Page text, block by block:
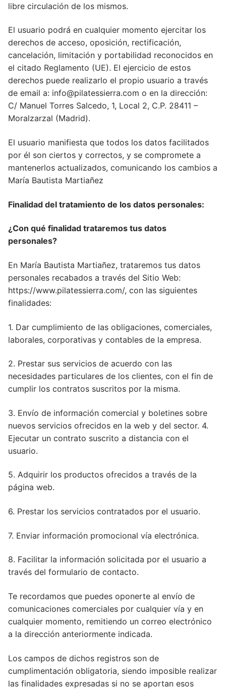
libre circulación de los mismos.
El usuario podrá en cualquier momento ejercitar los
derechos de acceso, oposición, rectificación,
cancelación, limitación y portabilidad reconocidos en
el citado Reglamento (UE). El ejercicio de estos
derechos puede realizarlo el propio usuario a través
de email a: info@pilatessierra.com o en la dirección:
C/ Manuel Torres Salcedo, 1, Local 2, C.P. 28411 –
Moralzarzal (Madrid).
El usuario manifiesta que todos los datos facilitados
por él son ciertos y correctos, y se compromete a
mantenerlos actualizados, comunicando los cambios a
María Bautista Martiañez
Finalidad del tratamiento de los datos personales:
¿Con qué finalidad trataremos tus datos
personales?
En María Bautista Martiañez, trataremos tus datos
personales recabados a través del Sitio Web:
https://www.pilatessierra.com/, con las siguientes
finalidades:
1. Dar cumplimiento de las obligaciones, comerciales,
laborales, corporativas y contables de la empresa.
2. Prestar sus servicios de acuerdo con las
necesidades particulares de los clientes, con el fin de
cumplir los contratos suscritos por la misma.
3. Envío de información comercial y boletines sobre
nuevos servicios ofrecidos en la web y del sector. 4.
Ejecutar un contrato suscrito a distancia con el
usuario.
5. Adquirir los productos ofrecidos a través de la
página web.
6. Prestar los servicios contratados por el usuario.
7. Enviar información promocional vía electrónica.
8. Facilitar la información solicitada por el usuario a
través del formulario de contacto.
Te recordamos que puedes oponerte al envío de
comunicaciones comerciales por cualquier vía y en
cualquier momento, remitiendo un correo electrónico
a la dirección anteriormente indicada.
Los campos de dichos registros son de
cumplimentación obligatoria, siendo imposible realizar
las finalidades expresadas si no se aportan esos